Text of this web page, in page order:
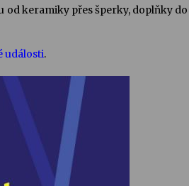
Klášteře Želiv
keramiky přes šperky, doplňky
události.